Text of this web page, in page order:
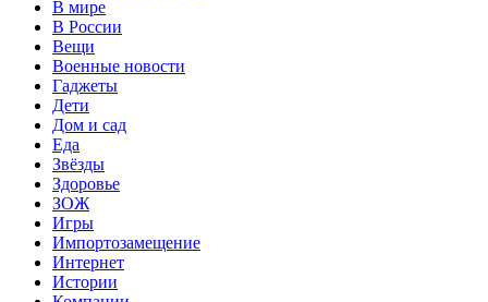
В мире
В России
Вещи
Военные новости
Гаджеты
Дети
Дом и сад
Еда
Звёзды
Здоровье
ЗОЖ
Игры
Импортозамещение
Интернет
Истории